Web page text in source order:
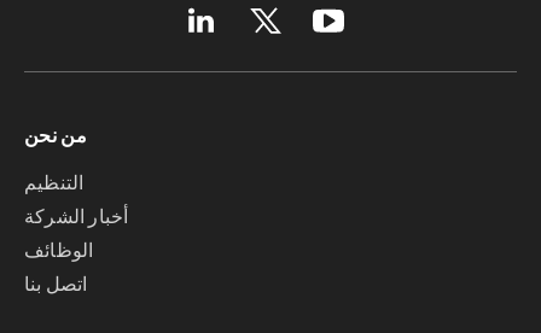
من نحن
التنظيم
أخبار الشركة
الوظائف
اتصل بنا